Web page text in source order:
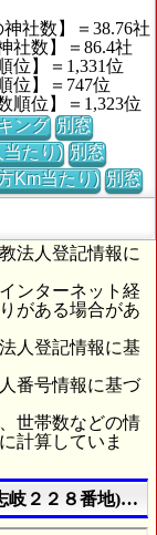
社数】＝38.76社
社数】＝86.4社
位】＝1,331位
位】＝747位
順位】＝1,323位
ング 別窓
当たり) 別窓
Km当たり) 別窓
法人登記情報に
ンターネット経
がある場合があ
人登記情報に基
番号情報に基づ
世帯数などの情
計算していま
岐２２８番地)』